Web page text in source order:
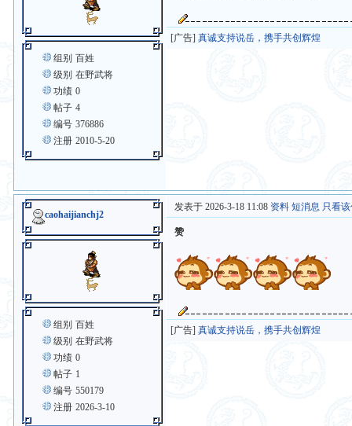
组别 百姓
级别 在野武将
功绩 0
帖子 4
编号 376886
注册 2010-5-20
[广告]真诚支持说岳，携手共创辉煌
caohaijianchj2
组别 百姓
级别 在野武将
功绩 0
帖子 1
编号 550179
注册 2026-3-10
发表于 2026-3-18 11:08 资料 短消息 只看
赞
[广告]真诚支持说岳，携手共创辉煌